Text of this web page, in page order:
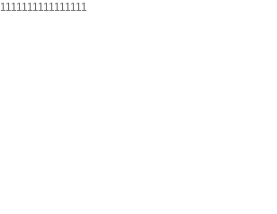
1111111111111111